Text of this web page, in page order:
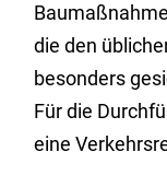
die den
besonders
Für die
eine